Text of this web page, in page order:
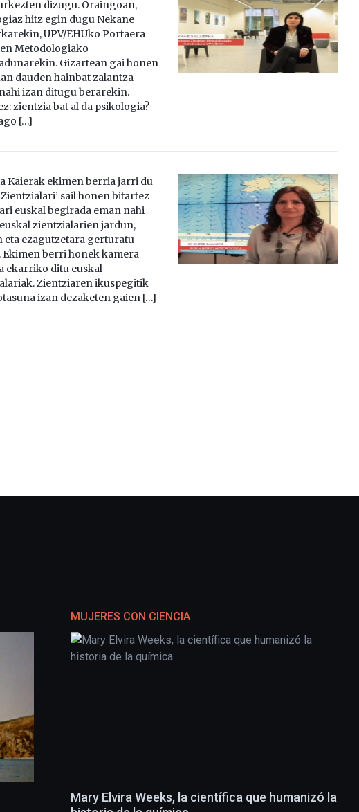
dizugu. Oraingoan,
hitz egin dugu Nekane
UPV/EHUko Portaera
Metodologiako
Gizartean gai honen
dauden hainbat zalantza
izan ditugu berarekin.
zientzia bat al da psikologia?
[…]
Kaierak ekimen berria jarri du
sail honen bitartez
euskal begirada eman nahi
zientzialarien jardun,
eta ezagutzetara gerturatu
Ekimen berri honek kamera
ekarriko ditu euskal
Zientziaren ikuspegitik
izan dezaketen gaien […]
MUJERES CON CIENCIA
Mary Elvira Weeks, la científica que humanizó la